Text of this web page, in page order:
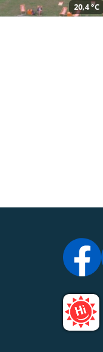
20,4 °C